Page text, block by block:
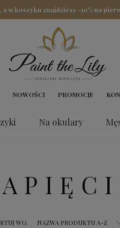
a w koszyku znajdziesz -10% na
NOWOŚCI PROMOCJE
Na okulary
WG: NAZWA PRODUKTU A-Z